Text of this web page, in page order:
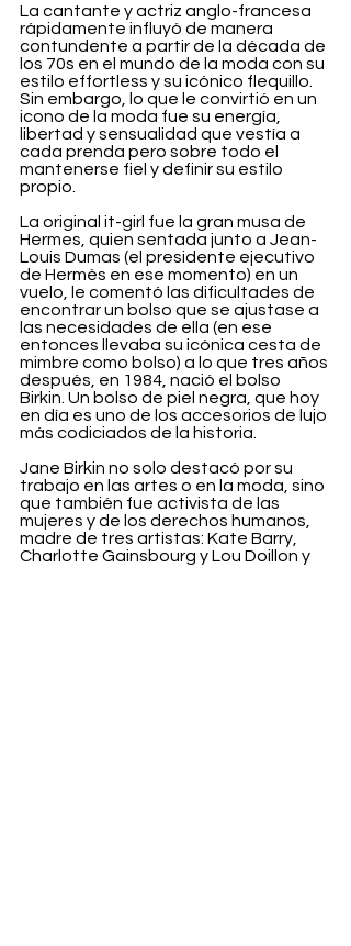
La cantante y actriz anglo-francesa
rápidamente influyó de manera
contundente a partir de la década de
los 70s en el mundo de la moda con su
estilo effortless y su icónico flequillo.
Sin embargo, lo que le convirtió en un
icono de la moda fue su energía,
libertad y sensualidad que vestía a
cada prenda pero sobre todo el
mantenerse fiel y definir su estilo
propio.
La original it-girl fue la gran musa de
Hermes, quien sentada junto a Jean-
Louis Dumas (el presidente ejecutivo
de Hermès en ese momento) en un
vuelo, le comentó las dificultades de
encontrar un bolso que se ajustase a
las necesidades de ella (en ese
entonces llevaba su icónica cesta de
mimbre como bolso) a lo que tres años
después, en 1984, nació el bolso
Birkin. Un bolso de piel negra, que hoy
en día es uno de los accesorios de lujo
más codiciados de la historia.
Jane Birkin no solo destacó por su
trabajo en las artes o en la moda, sino
que también fue activista de las
mujeres y de los derechos humanos,
madre de tres artistas: Kate Barry,
Charlotte Gainsbourg y Lou Doillon y